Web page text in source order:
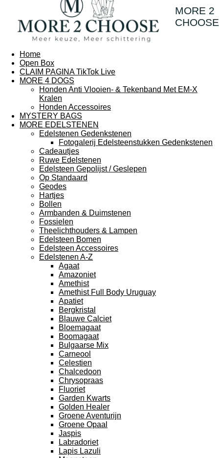
MORE 2
CHOOSE
Home
Open Box
CLAIM PAGINA TikTok Live
MORE 4 DOGS
Honden Anti Vlooien- & Tekenband Met EM-X
Kralen
Honden Accessoires
MYSTERY BAGS
MORE EDELSTENEN
Edelstenen Gedenkstenen
Fotogalerij Edelsteenstukken Gedenkstenen
Cadeautjes
Ruwe Edelstenen
Edelsteen Gepolijst / Geslepen
Op Standaard
Geodes
Hartjes
Bollen
Armbanden & Duimstenen
Fossielen
Theelichthouders & Lampen
Edelsteen Bomen
Edelsteen Accessoires
Edelstenen A-Z
Agaat
Amazoniet
Amethist
Amethist Full Body Uruguay
Apatiet
Bergkristal
Blauwe Calciet
Bloemagaat
Boomagaat
Bulgaarse Mix
Carneool
Celestien
Chalcedoon
Chrysopraas
Fluoriet
Garden Kwarts
Golden Healer
Groene Aventurijn
Groene Opaal
Jaspis
Labradoriet
Lapis Lazuli